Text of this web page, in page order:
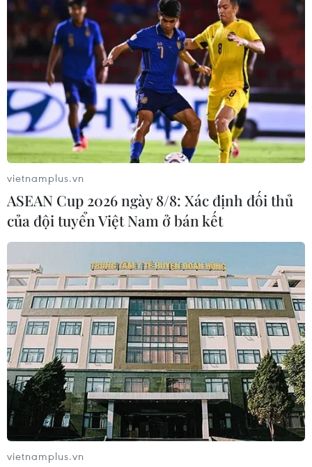
vietnamplus.vn
ASEAN Cup 2026 ngày 8/8: Xác định đối thủ
của đội tuyển Việt Nam ở bán kết
vietnamplus.vn